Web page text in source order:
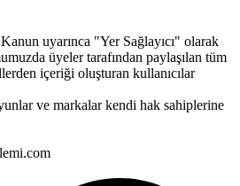
uyarınca "Yer Sağlayıcı" olarak
üyeler tarafından paylaşılan tüm
içeriği oluşturan kullanıcılar
ve markalar kendi hak sahiplerine